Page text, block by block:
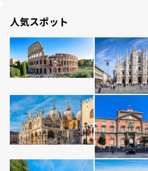
人気スポット